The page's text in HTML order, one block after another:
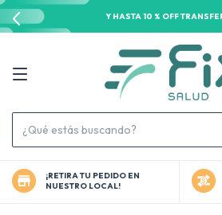
Y HASTA 10 % OFF
¡RETIRA TU PEDIDO EN
NUESTRO LOCAL!